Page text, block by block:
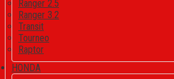
Ranger 2.5
Ranger 3.2
Transit
Tourneo
Raptor
HONDA